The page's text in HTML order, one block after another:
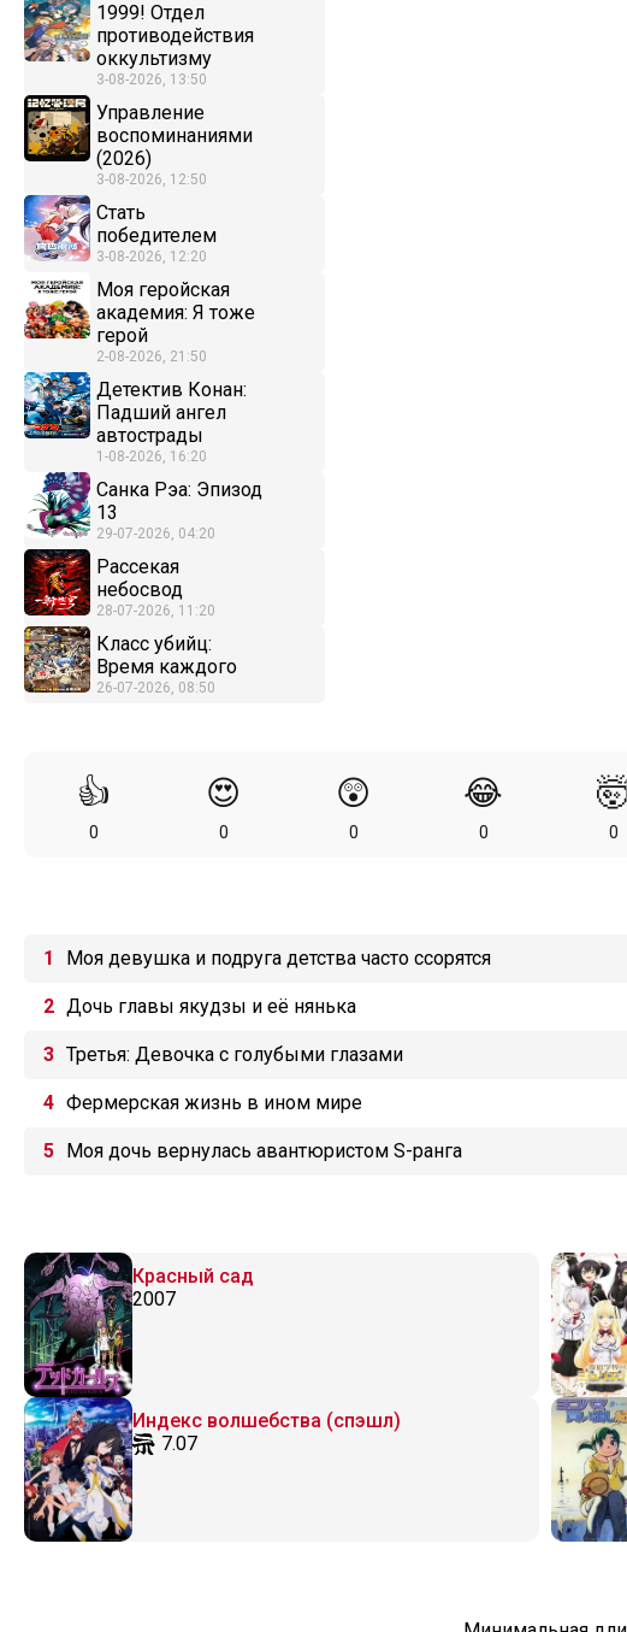
1999! Отдел
противодействия
оккультизму
3-08-2026, 13:50
Управление
воспоминаниями
(2026)
3-08-2026, 12:50
Стать
победителем
3-08-2026, 12:20
Моя геройская
академия: Я тоже
герой
2-08-2026, 21:50
Детектив Конан:
Падший ангел
автострады
1-08-2026, 16:20
Санка Рэа: Эпизод
13
29-07-2026, 04:20
Рассекая
небосвод
28-07-2026, 11:20
Класс убийц:
Время каждого
26-07-2026, 08:50
👍
0
😍
0
😲
0
😂
0 0
Моя девушка и подруга детства часто ссорятся
Дочь главы якудзы и её нянька
Третья: Девочка с голубыми глазами
Фермерская жизнь в ином мире
Моя дочь вернулась авантюристом S-ранга
Красный сад
2007
Индекс волшебства (спэшл)
7.07